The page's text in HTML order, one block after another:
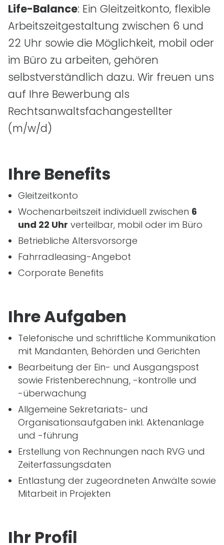
Life-Balance: Ein Gleitzeitkonto, flexible
Arbeitszeitgestaltung zwischen 6 und
22 Uhr sowie die Möglichkeit, mobil oder
im Büro zu arbeiten, gehören
selbstverständlich dazu. Wir freuen uns
auf Ihre Bewerbung als
Rechtsanwaltsfachangestellter
(m/w/d)
Ihre Benefits
Gleitzeitkonto
Wochenarbeitszeit individuell zwischen 6
und 22 Uhr verteilbar, mobil oder im Büro
Betriebliche Altersvorsorge
Fahrradleasing-Angebot
Corporate Benefits
Ihre Aufgaben
Telefonische und schriftliche Kommunikation
mit Mandanten, Behörden und Gerichten
Bearbeitung der Ein- und Ausgangspost
sowie Fristenberechnung, -kontrolle und
-überwachung
Allgemeine Sekretariats- und
Organisationsaufgaben inkl. Aktenanlage
und -führung
Erstellung von Rechnungen nach RVG und
Zeiterfassungsdaten
Entlastung der zugeordneten Anwälte sowie
Mitarbeit in Projekten
Ihr Profil